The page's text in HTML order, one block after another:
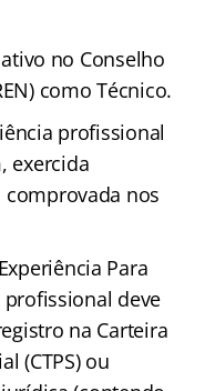
no Conselho
como Técnico.
profissional
exercida
nos
Para
deve
na Carteira
(CTPS) ou